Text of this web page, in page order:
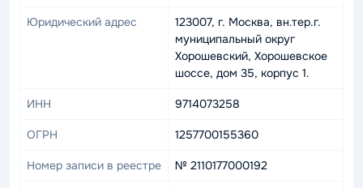
Юридический адрес
123007, г. Москва, вн.тер.г.
муниципальный округ
Хорошевский, Хорошевское
шоссе, дом 35, корпус 1.
ИНН 9714073258
ОГРН 1257700155360
Номер записи в реестре № 2110177000192